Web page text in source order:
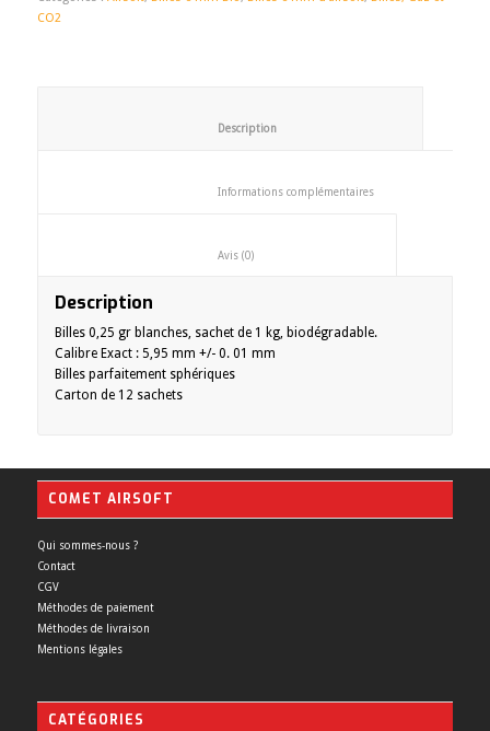
CO2
						Description
Informations
						Avis (0)
Description
Billes 0,25 gr blanches, sachet de 1 kg, biodégradable.
Calibre Exact : 5,95 mm +/- 0. 01 mm
Billes parfaitement sphériques
Carton de 12 sachets
COMET AIRSOFT
Qui sommes-nous ?
Contact
CGV
Méthodes de paiement
Méthodes de livraison
Mentions légales
CATÉGORIES